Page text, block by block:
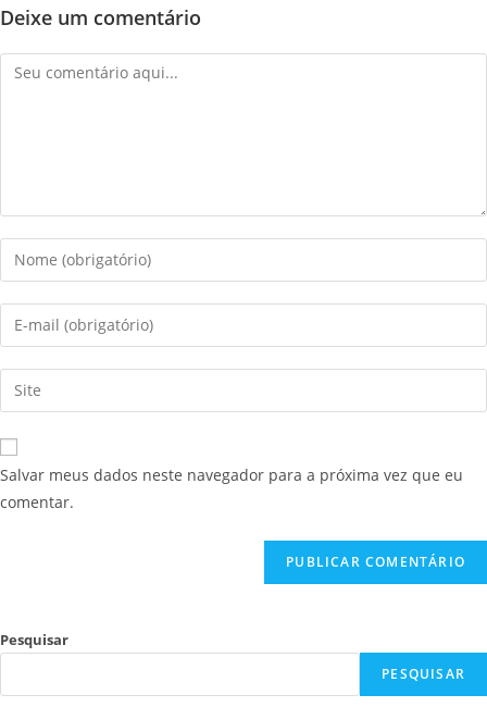
Deixe um comentário
Salvar meus dados neste navegador para a próxima vez que eu
comentar.
Pesquisar
PESQUISAR